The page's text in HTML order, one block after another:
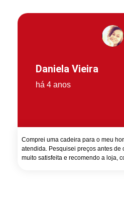
Daniela Vieira
há 4 anos
Comprei uma cadeira para o meu
atendida. Pesquisei preços antes de
muito satisfeita e recomendo a loja,